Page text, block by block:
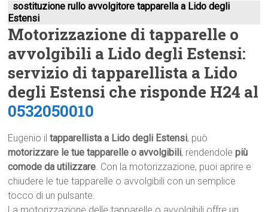
sostituzione rullo avvolgitore tapparella a Lido degli
Estensi
Motorizzazione di tapparelle o
avvolgibili a Lido degli Estensi:
servizio di tapparellista a Lido
degli Estensi che risponde H24 al
0532050010
Eugenio iltapparellista a Lido degli Estensi, può
motorizzare le tue tapparelle o avvolgibili, rendendolepiù
comode da utilizzare. Con la motorizzazione, puoi aprire e
chiudere le tue tapparelle o avvolgibili con un semplice
tocco di un pulsante.